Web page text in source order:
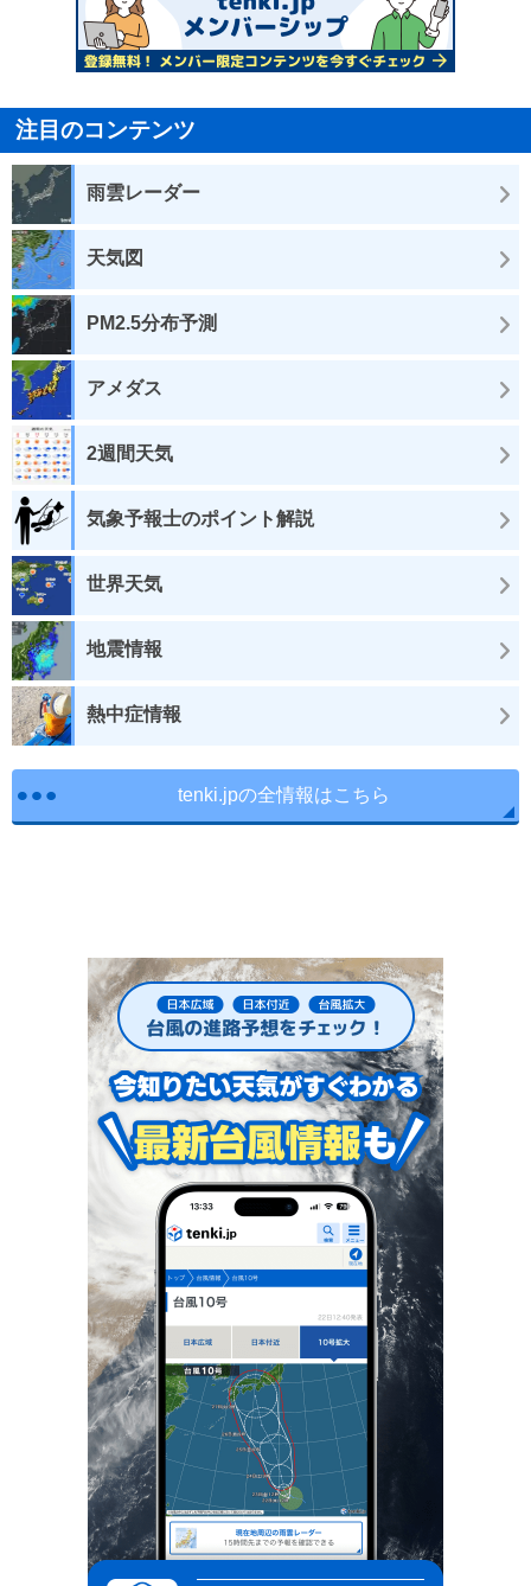
注目のコンテンツ
雨雲レーダー
天気図
PM2.5分布予測
アメダス
2週間天気
気象予報士のポイント解説
世界天気
地震情報
熱中症情報
tenki.jpの全情報はこちら